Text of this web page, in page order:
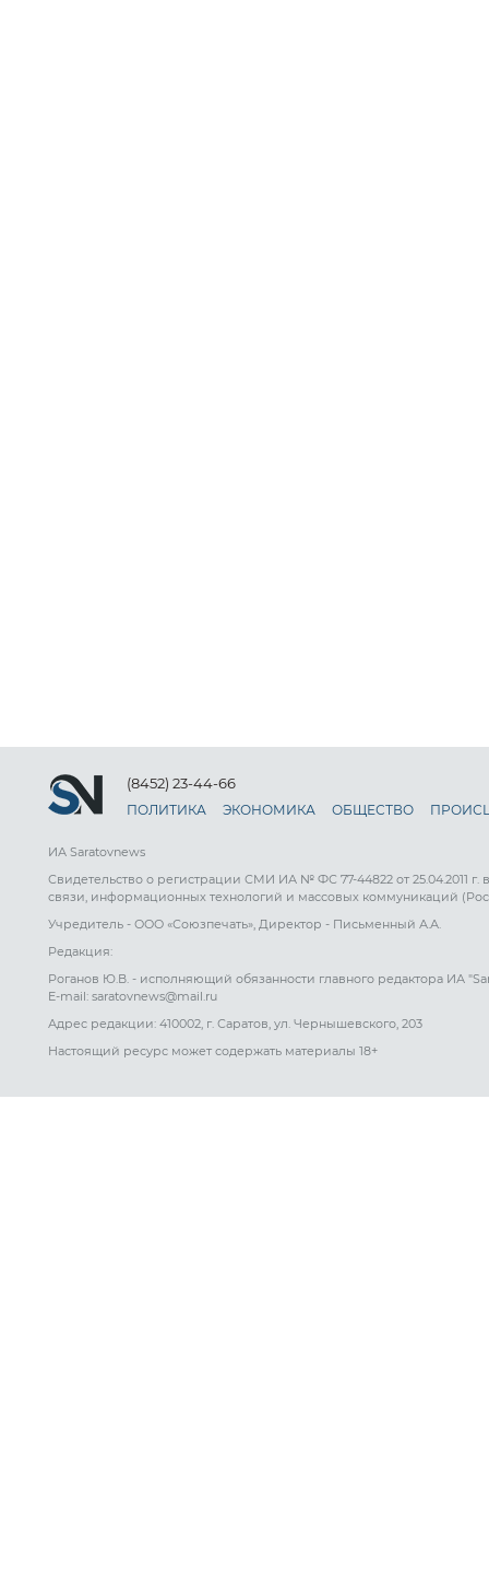
(8452) 23-44-66
ПОЛИТИКА ЭКОНОМИКА ОБЩЕСТВО
ИА Saratovnews
Свидетельство о регистрации СМИ ИА № ФС 77-44822 от 25.04.2011
связи, информационных технологий и массовых коммуникаций
Учредитель - ООО «Союзпечать», Директор - Письменный А.А.
Редакция:
Роганов Ю.В. - исполняющий обязанности главного редактора ИА
E-mail: saratovnews@mail.ru
Адрес редакции: 410002, г. Саратов, ул. Чернышевского, 203
Настоящий ресурс может содержать материалы 18+